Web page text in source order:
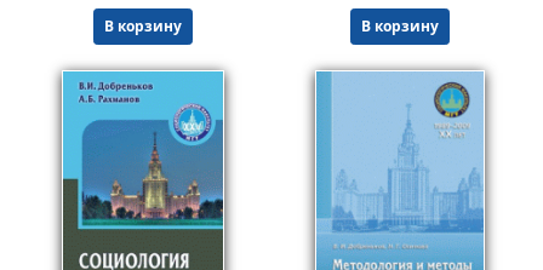
В корзину В корзину